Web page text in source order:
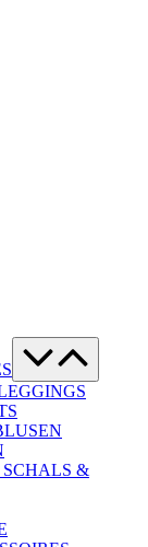
Menü-
Schalter
&